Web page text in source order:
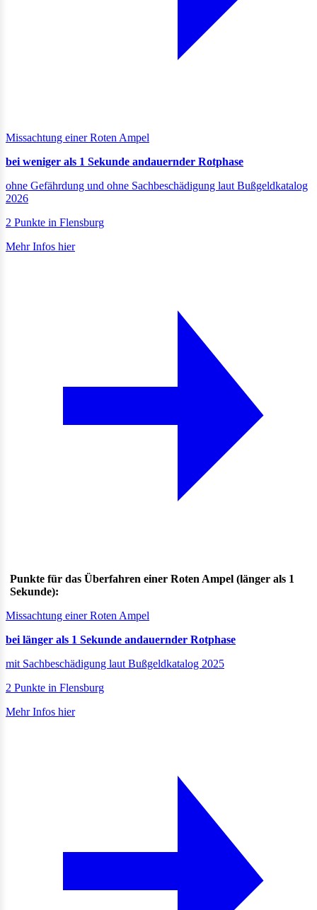
Missachtung einer Roten Ampel
bei weniger als 1 Sekunde andauernder Rotphase
ohne Gefährdung und ohne Sachbeschädigung laut Bußgeldkatalog
2026
2 Punkte in Flensburg
Mehr Infos hier
Punkte für das Überfahren einer Roten Ampel (länger als 1
Sekunde):
Missachtung einer Roten Ampel
bei länger als 1 Sekunde andauernder Rotphase
mit Sachbeschädigung laut Bußgeldkatalog 2025
2 Punkte in Flensburg
Mehr Infos hier